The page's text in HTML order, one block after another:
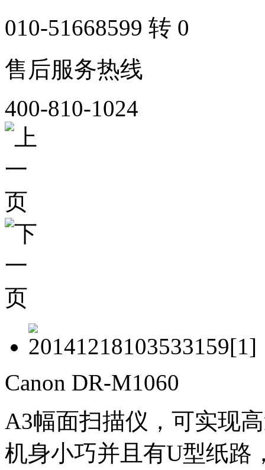
010-51668599 转 0
售后服务热线
400-810-1024
Canon DR-M1060
A3幅面扫描仪，可实现
机身小巧并且有U型纸路